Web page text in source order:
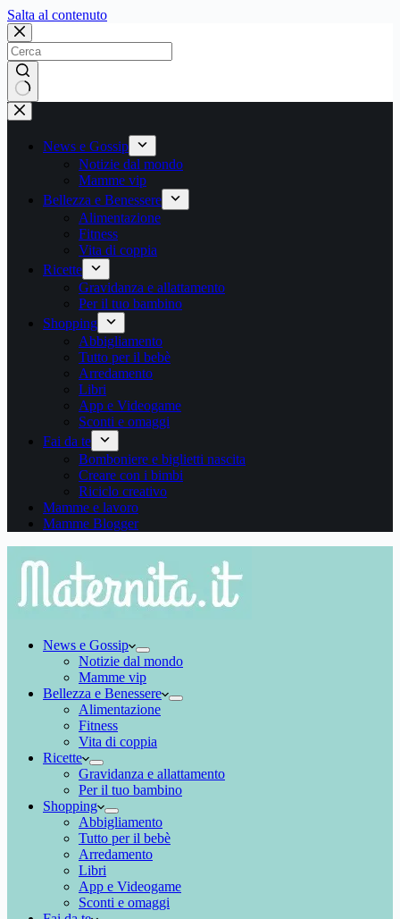
Salta al contenutoSalta
contenuto
Nessun
risultato
News e Gossip
Notizie dal mondo
Mamme vip
Bellezza e Benessere
Alimentazione
Fitness
Vita di coppia
Ricette
Gravidanza e allattamento
Per il tuo bambino
Shopping
Abbigliamento
Tutto per il bebè
Arredamento
Libri
App e Videogame
Sconti e omaggi
Fai da te
Bomboniere e biglietti nascita
Creare con i bimbi
Riciclo creativo
Mamme e lavoro
Mamme Blogger
News e Gossip
Notizie dal mondo
Mamme vip
Bellezza e Benessere
Alimentazione
Fitness
Vita di coppia
Ricette
Gravidanza e allattamento
Per il tuo bambino
Shopping
Abbigliamento
Tutto per il bebè
Arredamento
Libri
App e Videogame
Sconti e omaggi